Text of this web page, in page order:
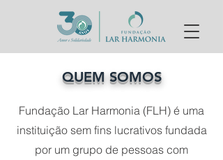
QUEM SOMOS
Fundação Lar Harmonia (FLH) é uma
instituição sem fins lucrativos fundada
por um grupo de pessoas com